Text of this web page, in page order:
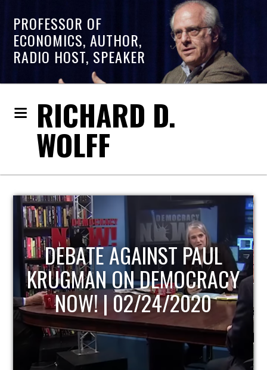
PROFESSOR OF
ECONOMICS, AUTHOR,
RADIO HOST, SPEAKER
RICHARD D.
WOLFF
DEBATE AGAINST PAUL
KRUGMAN ON DEMOCRACY
NOW! | 02/24/2020